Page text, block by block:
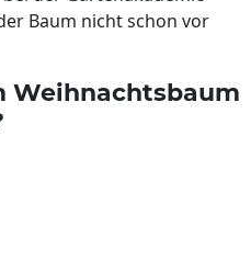
Baum nicht schon vor
Weihnachtsbaum